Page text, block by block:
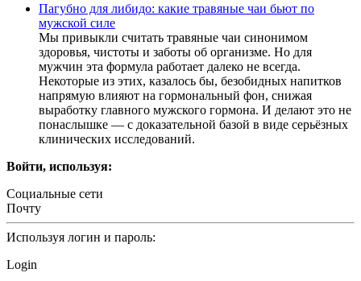
Пагубно для либидо: какие травяные чаи бьют по
мужской силе
Мы привыкли считать травяные чаи синонимом
здоровья, чистоты и заботы об организме. Но для
мужчин эта формула работает далеко не всегда.
Некоторые из этих, казалось бы, безобидных напитков
напрямую влияют на гормональный фон, снижая
выработку главного мужского гормона. И делают это не
понаслышке — с доказательной базой в виде серьёзных
клинических исследований.
Войти, используя:
Социальные сети
Почту
Используя логин и пароль:
Login